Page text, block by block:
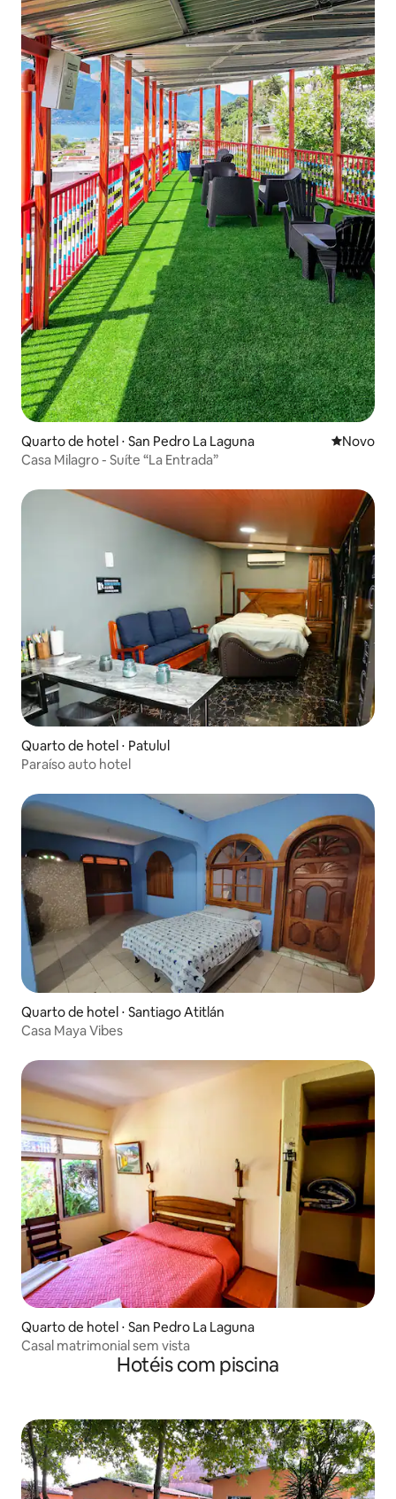
Quarto de hotel ⋅ San Pedro La Laguna Novo
Novo
Casa Milagro - Suíte “La Entrada”
Quarto de hotel ⋅ Patulul
Paraíso auto hotel
Quarto de hotel ⋅ Santiago Atitlán
Casa Maya Vibes
Quarto de hotel ⋅ San Pedro La Laguna
Casal matrimonial sem vista
Hotéis com piscina